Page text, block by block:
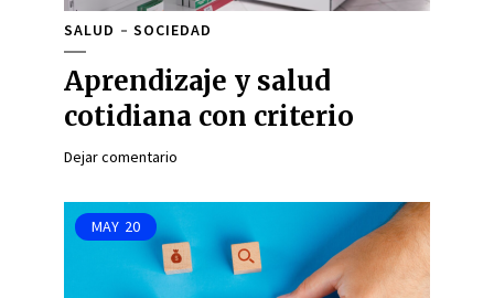
SALUD SOCIEDAD
Aprendizaje y salud
cotidiana con criterio
Dejar comentario
MAY 20